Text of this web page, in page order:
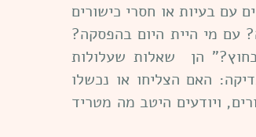
עם בעיות או חסרי כישורים
עם מי היית היום בהפסקה?
הן שאלות שעלולות
האם הצליחו או נכשלו
ויודעים היטב מה מטריד